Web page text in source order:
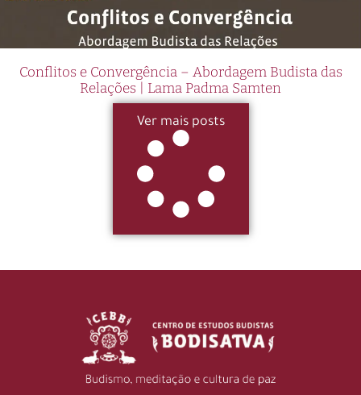
Conflitos e Convergência – Abordagem Budista das
Relações | Lama Padma Samten
Ver mais posts